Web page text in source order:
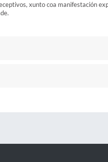
xunto coa manifestación